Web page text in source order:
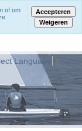
Language ▼
of om
Accepteren
Weigeren